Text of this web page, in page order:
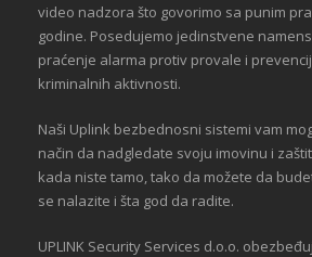
video nadzora što govorimo sa punim
godine. Posedujemo jedinstvene
praćenje alarma protiv provale i
kriminalnih aktivnosti.
Naši Uplink bezbednosni sistemi vam
način da nadgledate svoju imovinu i
kada niste tamo, tako da možete da
se nalazite i šta god da radite.
UPLINK Security Services d.o.o.